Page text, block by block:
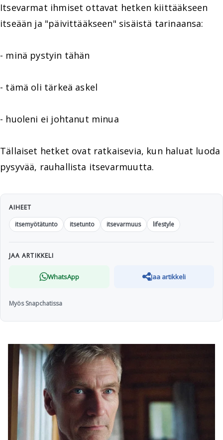
Itsevarmat ihmiset ottavat hetken kiittääkseen
itseään ja "päivittääkseen" sisäistä tarinaansa:
- minä pystyin tähän
- tämä oli tärkeä askel
- huoleni ei johtanut minua
Tällaiset hetket ovat ratkaisevia, kun haluat luoda
pysyvää, rauhallista itsevarmuutta.
AIHEET
itsemyötätunto
itsetunto itsevarmuus lifestyle
JAA ARTIKKELI
WhatsApp Jaa artikkeli
Myös Snapchatissa